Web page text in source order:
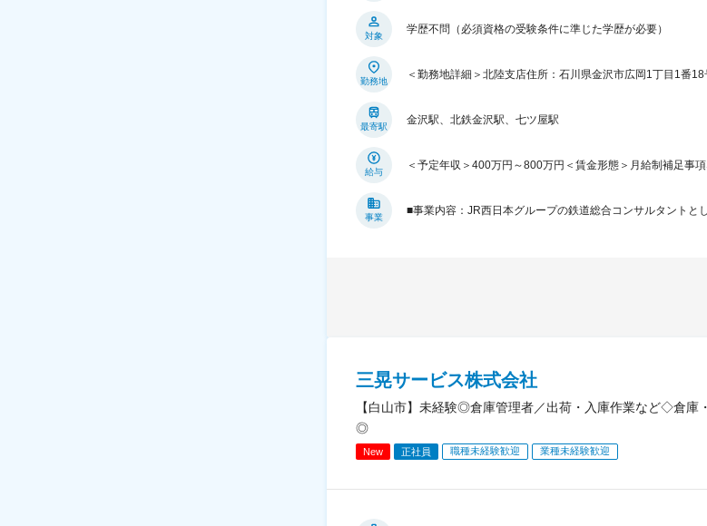
対象
学歴不問（必須資格の受験条件に準じた学歴が必要）
勤務地
＜勤務地詳細＞北陸支店住所：石川県金沢市広岡1丁目1番
最寄駅
金沢駅、北鉄金沢駅、七ツ屋駅
給与
＜予定年収＞400万円～800万円＜賃金形態＞月給制補足事
事業
■事業内容：JR西日本グループの鉄道総合コンサルタント
三晃サービス株式会社
【白山市】未経験◎倉庫管理者／出荷・入庫作業など◇倉庫
◎
New 正社員 職種未経験歓迎 業種未経験歓迎